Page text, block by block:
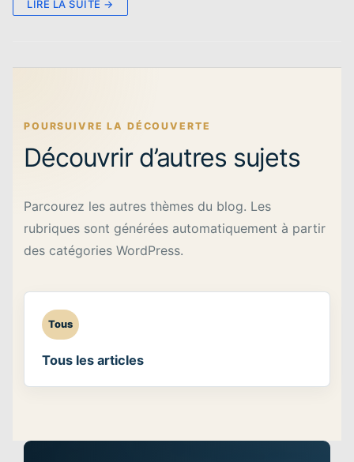
LIRE LA SUITE →
POURSUIVRE LA DÉCOUVERTE
Découvrir d’autres sujets
Parcourez les autres thèmes du blog. Les
rubriques sont générées automatiquement à partir
des catégories WordPress.
Tous
Tous les articles